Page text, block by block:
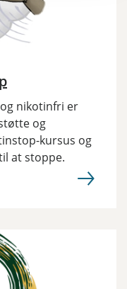
nikotinfri er
og
kursus og
at stoppe.